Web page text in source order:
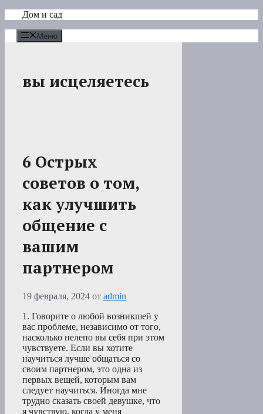
Перейти
содержимому
Дом и сад
Меню
вы исцеляетесь
6 Острых
советов о том,
как улучшить
общение с
вашим
партнером
19 февраля, 2024 от admin
1. Говорите о любой возникшей у
вас проблеме, независимо от того,
насколько нелепо вы себя при этом
чувствуете. Если вы хотите
научиться лучше общаться со
своим партнером, это одна из
первых вещей, которым вам
следует научиться. Иногда мне
трудно сказать своей девушке, что
я чувствую, когда у меня